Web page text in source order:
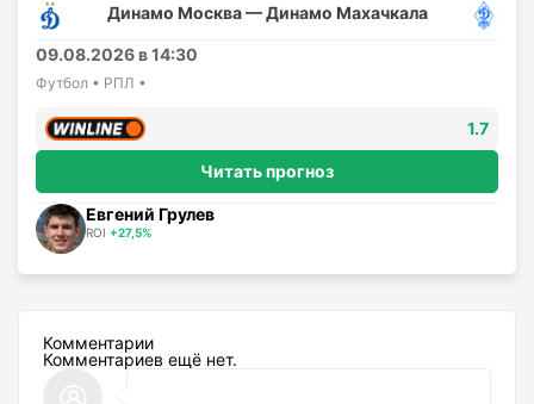
Динамо Москва — Динамо Махачкала
09.08.2026 в 14:30
Футбол • РПЛ •
1.7
Читать прогноз
Евгений Грулев
ROI +27,5%
Комментарии
Комментариев ещё нет.